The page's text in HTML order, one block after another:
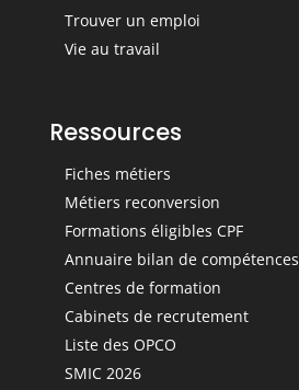
Trouver un emploi
Vie au travail
Ressources
Fiches métiers
Métiers reconversion
Formations éligibles CPF
Annuaire bilan de compétences
Centres de formation
Cabinets de recrutement
Liste des OPCO
SMIC 2026